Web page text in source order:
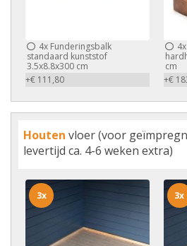
4x Funderingsbalk
standaard kunststof
3.5x8.8x300 cm
+€ 111,80
4x
cm
+€
Houten vloer (voor
levertijd ca. 4-6 weken extra)
3x 3x